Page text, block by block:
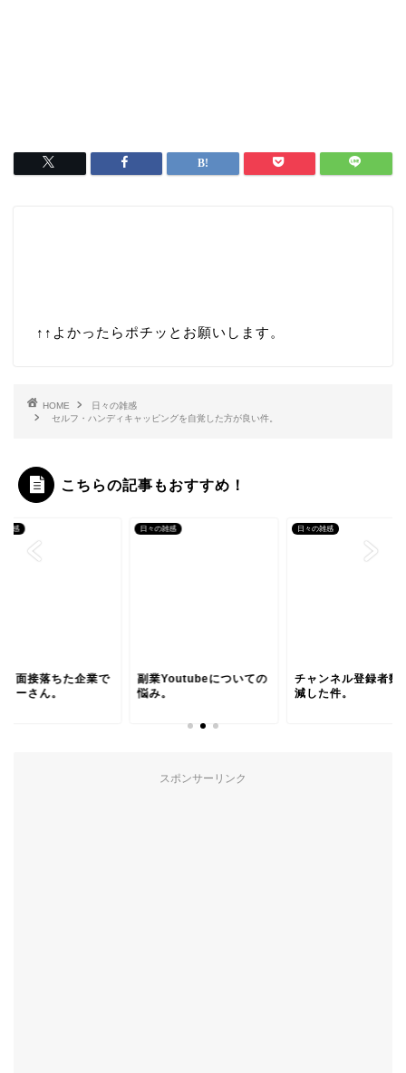
↑↑ よかったらポチッとお願いします。
HOME
日々の雑感
セルフ・ハンディキャッピングを自覚した方が良い件。
こちらの記事もおすすめ！
雑感
ト面接落ちた企業で
ーさん。
日々の雑感
副業Youtubeについての
悩み。
日々の雑感
チャンネル登録者数
減した件。
スポンサーリンク